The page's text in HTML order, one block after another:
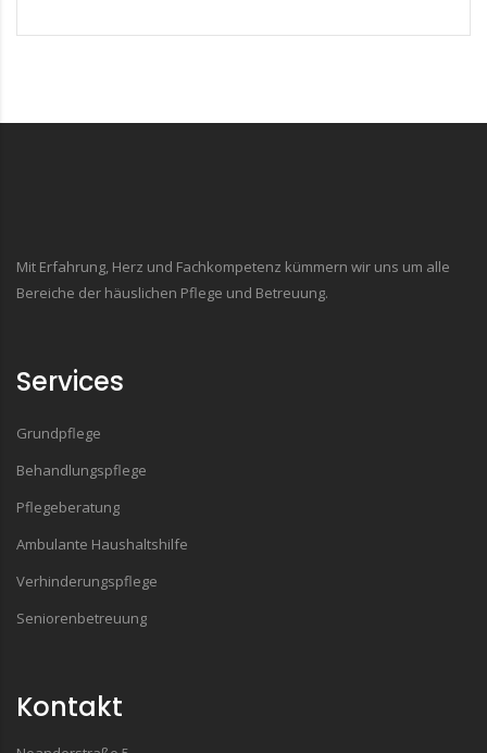
Mit Erfahrung, Herz und Fachkompetenz kümmern wir uns um alle
Bereiche der häuslichen Pflege und Betreuung.
Services
Grundpflege
Behandlungspflege
Pflegeberatung
Ambulante Haushaltshilfe
Verhinderungspflege
Seniorenbetreuung
Kontakt